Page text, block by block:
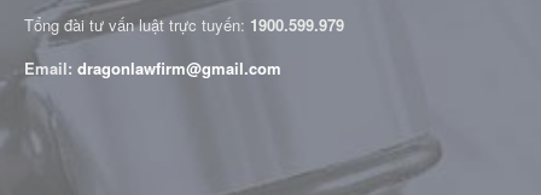
Tổng đài tư vấn luật trực tuyến: 1900.599.979
Email: dragonlawfirm@gmail.com